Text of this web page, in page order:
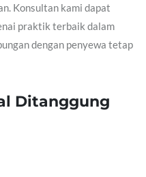
Konsultan kami dapat
praktik terbaik dalam
dengan penyewa tetap
Ditanggung